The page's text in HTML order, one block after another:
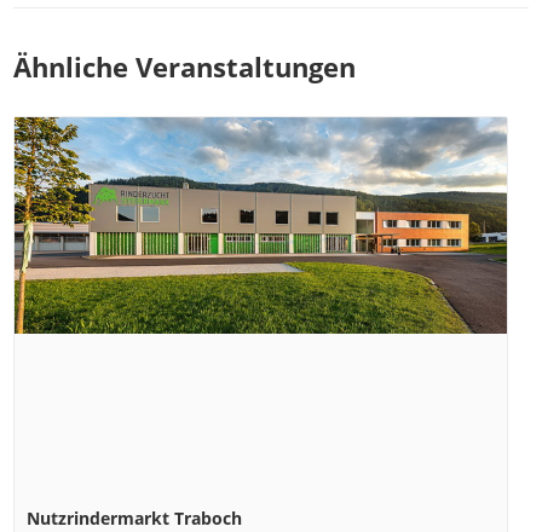
Ähnliche Veranstaltungen
Nutzrindermarkt Traboch